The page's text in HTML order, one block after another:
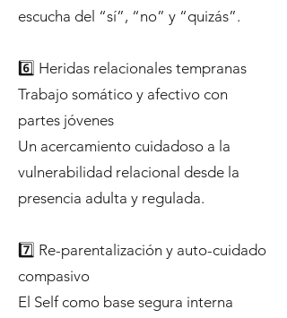
escucha del “sí”, “no” y “quizás”.
6️⃣ Heridas relacionales tempranas
Trabajo somático y afectivo con
partes jóvenes
Un acercamiento cuidadoso a la
vulnerabilidad relacional desde la
presencia adulta y regulada.
7️⃣ Re-parentalización y auto-cuidado
compasivo
El Self como base segura interna